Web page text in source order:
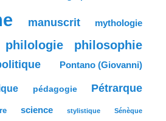
manuscrit mythologie
philologie philosophie
Pontano (Giovanni)
pédagogie Pétrarque
science stylistique Sénèque